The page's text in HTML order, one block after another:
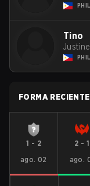
Tino
FORMA RECIENTE
1 - 2
ago. 02
2 - 1
ago.